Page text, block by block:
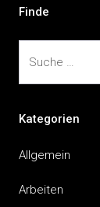
Finde
Kategorien
Allgemein
Arbeiten